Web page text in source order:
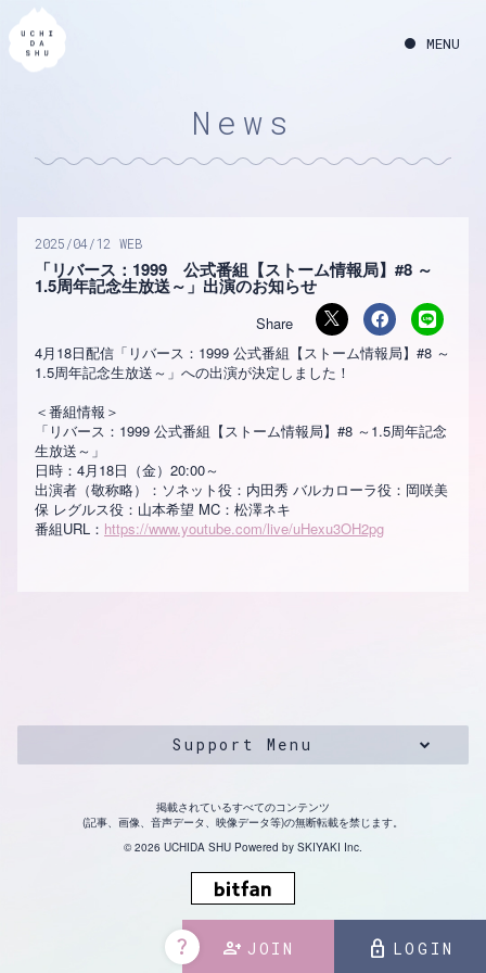
person_add JOIN lock LOGIN
question_mark
News
2025 04 12 WEB
「リバース：1999 公式番組【ストーム情報局】#8 ～
1.5周年記念生放送～」出演のお知らせ
4月18日配信「リバース：1999 公式番組【ストーム情報局】#8 ～
1.5周年記念生放送～」への出演が決定しました！
＜番組情報＞
「リバース：1999 公式番組【ストーム情報局】#8 ～1.5周年記念
生放送～」
日時：4月18日（金）20:00～
出演者（敬称略）：ソネット役：内田秀 バルカローラ役：岡咲美
保 レグルス役：山本希望 MC：松澤ネキ
番組URL： https://www.youtube.com/live/uHexu3OH2pg
Support Menu
掲載されているすべてのコンテンツ
(記事、画像、音声データ、映像データ等)の無断転載を禁じます。
© 2026 UCHIDA SHU Powered by SKIYAKI Inc.